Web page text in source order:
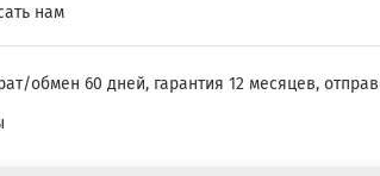
нам
обмен 60 дней, гарантия 12 месяцев,